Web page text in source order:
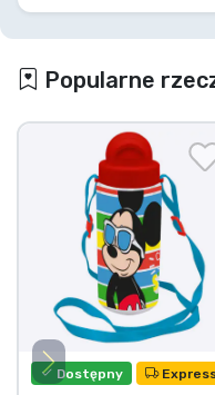
Popularne
Dostępny